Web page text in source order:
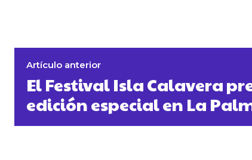
Artículo anterior
El Festival Isla Calavera
edición especial en La